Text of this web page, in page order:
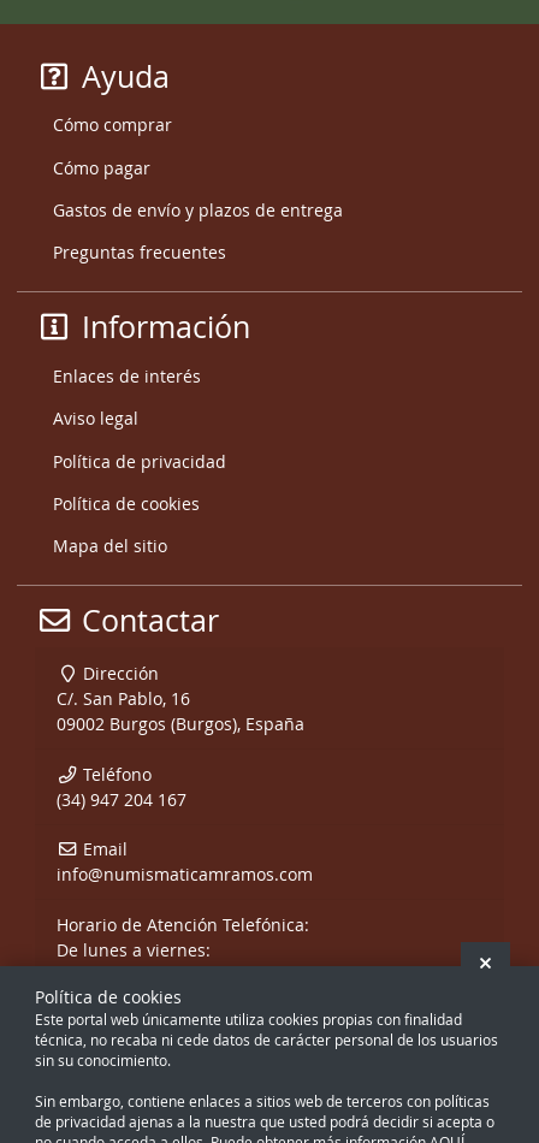
Ayuda
Cómo comprar
Cómo pagar
Gastos de envío y plazos de entrega
Preguntas frecuentes
Información
Enlaces de interés
Aviso legal
Política de privacidad
Política de cookies
Mapa del sitio
Contactar
Dirección
C/. San Pablo, 16
09002 Burgos (Burgos), España
Teléfono
(34) 947 204 167
Email
info@numismaticamramos.com
Horario de Atención Telefónica:
De lunes a viernes:
y de 17:00 a 20:00 h.
Sábados, sólo mañanas.
Política de cookies
Este portal web únicamente utiliza cookies propias con finalidad
técnica, no recaba ni cede datos de carácter personal de los usuarios
sin su conocimiento.
Sin embargo, contiene enlaces a sitios web de terceros con políticas
de privacidad ajenas a la nuestra que usted podrá decidir si acepta o